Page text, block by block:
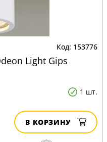
153776
Light Gips
1 шт.
В КОРЗИНУ